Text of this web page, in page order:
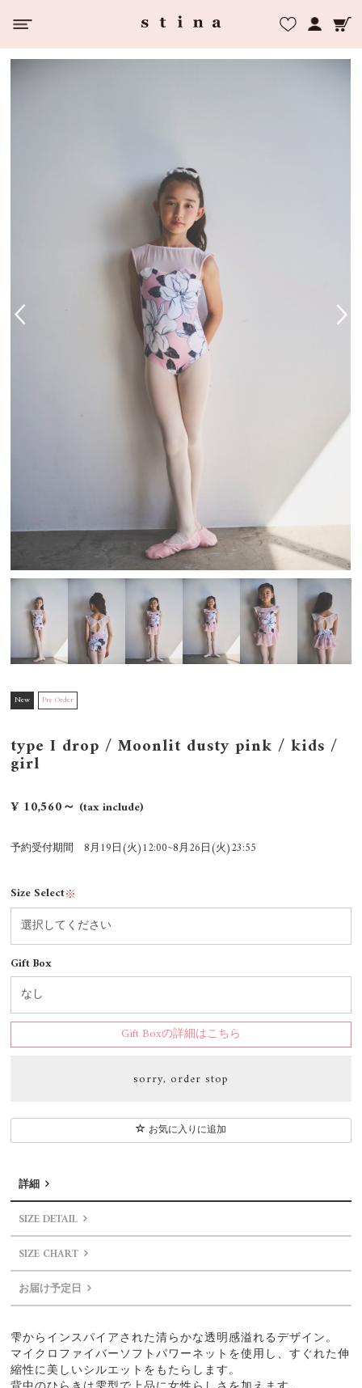
New Pre Order
type I drop / Moonlit dusty pink / kids /
girl
¥ 10,560～ (tax include)
予約受付期間 8月19日(火)12:00~8月26日(火)23:55
Size Select※
Gift Box
Gift Boxの詳細はこちら
sorry, order stop
お気に入りに追加
詳細
SIZE DETAIL
SIZE CHART
お届け予定日
雫からインスパイアされた清らかな透明感溢れるデザイン。
マイクロファイバーソフトパワーネットを使用し、すぐれた伸
縮性に美しいシルエットをもたらします。